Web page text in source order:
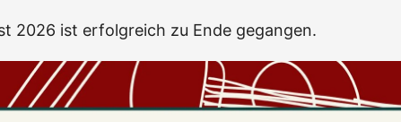
2026 ist erfolgreich zu Ende gegangen.